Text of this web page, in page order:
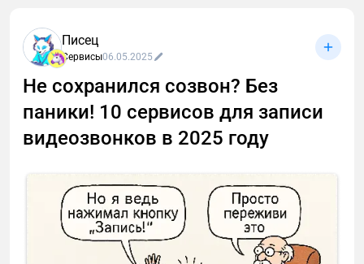
Писец
Сервисы06.05.2025
Не сохранился созвон? Без
паники! 10 сервисов для записи
видеозвонков в 2025 году